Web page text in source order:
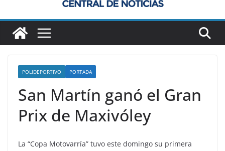
POLIDEPORTIVO PORTADA
San Martín ganó el Gran
Prix de Maxivóley
La “Copa Motovarría” tuvo este domingo su primera